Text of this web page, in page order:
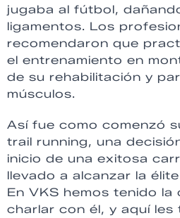
jugaba al fútbol,
ligamentos. Los
recomendaron que
el entrenamiento en
de su rehabilitación y
músculos.
Así fue como comenzó
trail running, una
inicio de una exitosa
llevado a alcanzar la
En VKS hemos tenido
charlar con él, y aquí les